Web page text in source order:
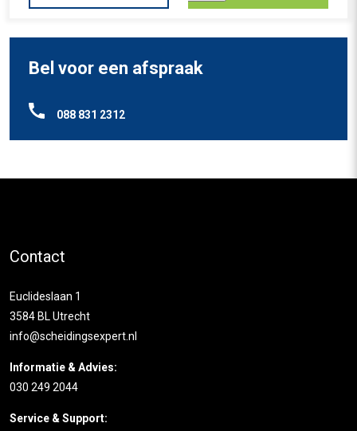
Bel voor een afspraak
088 831 2312
Contact
Euclideslaan 1
3584 BL Utrecht
info@scheidingsexpert.nl
Informatie & Advies:
030 249 2044
Service & Support: